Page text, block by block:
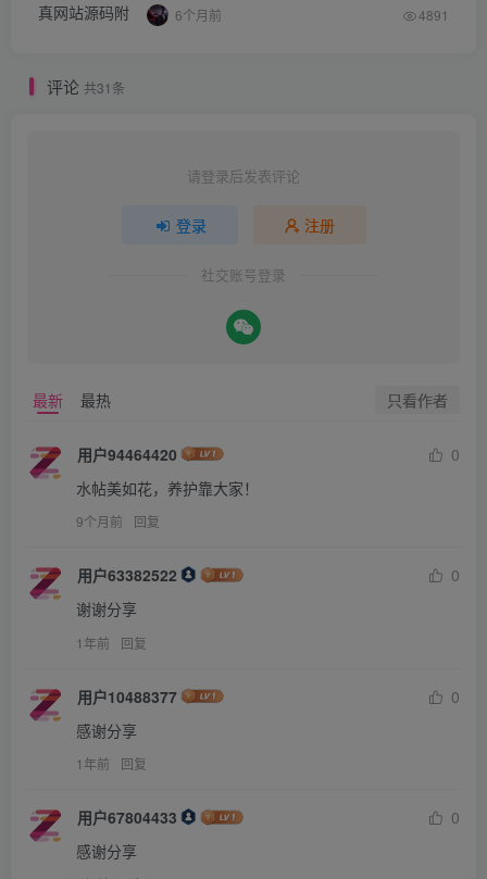
6个月前 4891
评论 共31条
请登录后发表评论
登录 注册
社交账号登录
最新 最热 只看作者
用户94464420
0
水帖美如花，养护靠大家！
9个月前 回复
用户63382522
0
谢谢分享
1年前 回复
用户10488377
0
感谢分享
1年前 回复
用户67804433
0
感谢分享